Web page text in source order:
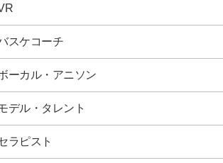
スケコーチ
ーカル・アニソン
デル・タレント
ラピスト